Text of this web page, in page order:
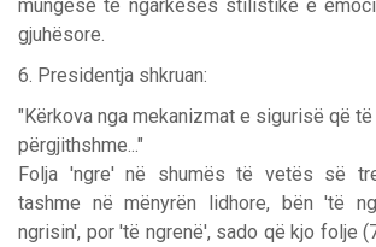
mungesë të ngarkesës stilistike e
gjuhësore.
6. Presidentja shkruan:
"Kërkova nga mekanizmat e sigurisë që
përgjithshme..."
Folja 'ngre' në shumës të vetës së
tashme në mënyrën lidhore, bën 'të
ngrisin', por 'të ngrenë', sado që kjo folje